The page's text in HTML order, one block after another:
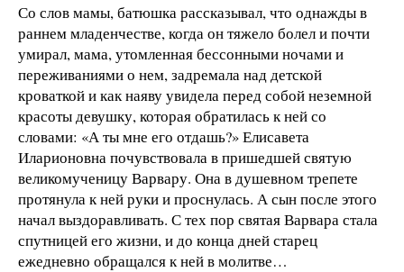
Со слов мамы, батюшка рассказывал, что однажды в
раннем младенчестве, когда он тяжело болел и почти
умирал, мама, утомленная бессонными ночами и
переживаниями о нем, задремала над детской
кроваткой и как наяву увидела перед собой неземной
красоты девушку, которая обратилась к ней со
словами: «А ты мне его отдашь?» Елисавета
Иларионовна почувствовала в пришедшей святую
великомученицу Варвару. Она в душевном трепете
протянула к ней руки и проснулась. А сын после этого
начал выздоравливать. С тех пор святая Варвара стала
спутницей его жизни, и до конца дней старец
ежедневно обращался к ней в молитве…